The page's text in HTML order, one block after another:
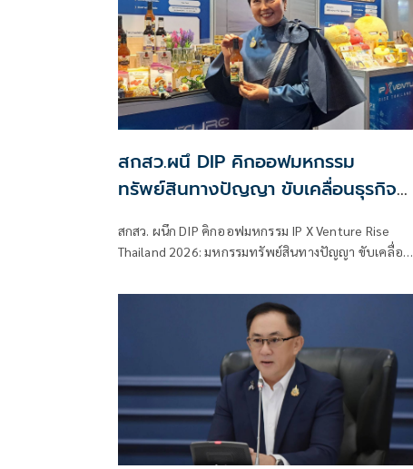
สกสว.ผนึ DIP คิกออฟมหกรรม
ทรัพย์สินทางปัญญา ขับเคลื่อนธุรกิจ
สกสว. ผนึก DIP คิกออฟมหกรรม IP X Venture Rise
Thailand 2026: มหกรรมทรัพย์สินทางปัญญา ขับเคลื่อน
ปัญญาผ่านกองทุน ววน. เพิ่มคุณค่างานวิจัยไทย